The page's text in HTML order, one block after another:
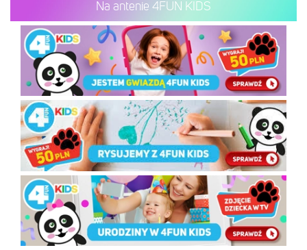
Na antenie 4FUN KIDS